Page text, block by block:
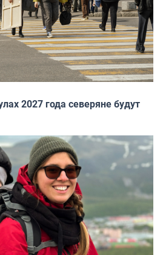
2027 года северяне будут